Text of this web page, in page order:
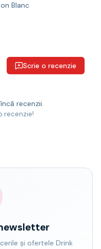
Blanc
Scrie o recenzie
recenzii.
recenzie!
și ofertele Drink